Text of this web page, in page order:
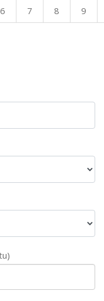
6 7 8 9